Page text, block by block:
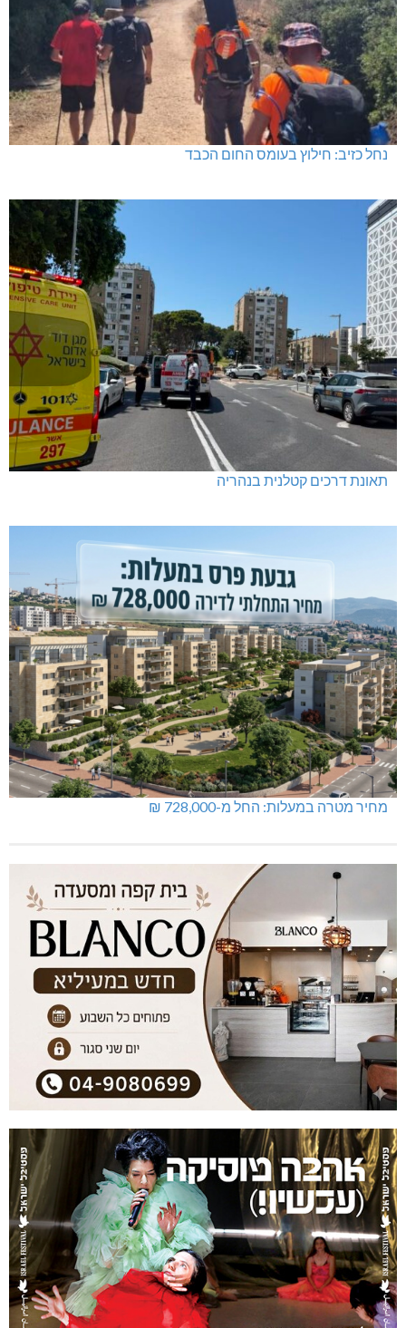
נחל כזיב: חילוץ בעומס החום הכבד
תאונת דרכים קטלנית בנהריה
מחיר מטרה במעלות: החל מ-728,000 ₪